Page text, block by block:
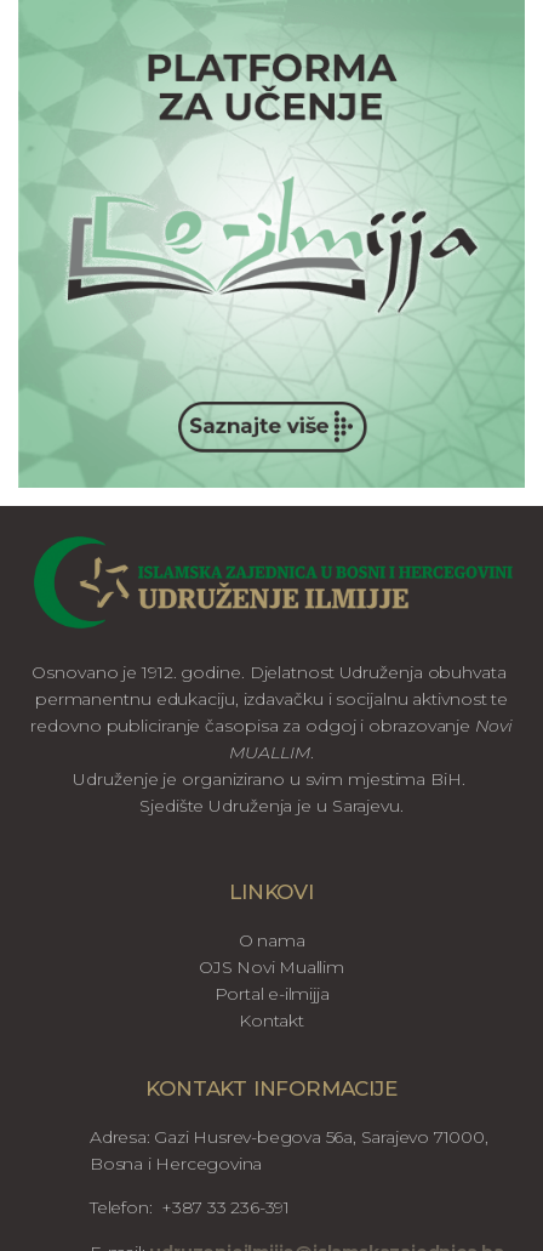
Osnovano je 1912. godine. Djelatnost Udruženja obuhvata
permanentnu edukaciju, izdavačku i socijalnu aktivnost te
redovno publiciranje časopisa za odgoj i obrazovanje Novi
MUALLIM.
Udruženje je organizirano u svim mjestima BiH.
Sjedište Udruženja je u Sarajevu.
LINKOVI
O nama
OJS Novi Muallim
Portal e-ilmijja
Kontakt
KONTAKT INFORMACIJE
Adresa: Gazi Husrev-begova 56a, Sarajevo 71000,
Bosna i Hercegovina
Telefon: +387 33 236-391